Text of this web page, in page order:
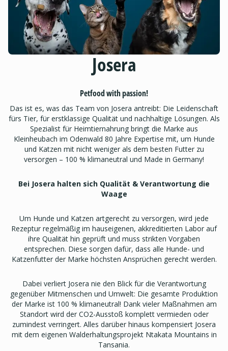
Josera
Petfood with passion!
Das ist es, was das Team von Josera antreibt: Die Leidenschaft
fürs Tier, für erstklassige Qualität und nachhaltige Lösungen. Als
Spezialist für Heimtiernahrung bringt die Marke aus
Kleinheubach im Odenwald 80 Jahre Expertise mit, um Hunde
und Katzen mit nicht weniger als dem besten Futter zu
versorgen – 100 % klimaneutral und Made in Germany!
Bei Josera halten sich Qualität & Verantwortung die
Waage
Um Hunde und Katzen artgerecht zu versorgen, wird jede
Rezeptur regelmäßig im hauseigenen, akkreditierten Labor auf
ihre Qualität hin geprüft und muss strikten Vorgaben
entsprechen. Diese sorgen dafür, dass alle Hunde- und
Katzenfutter der Marke höchsten Ansprüchen gerecht werden.
Dabei verliert Josera nie den Blick für die Verantwortung
gegenüber Mitmenschen und Umwelt: Die gesamte Produktion
der Marke ist 100 % klimaneutral! Dank vieler Maßnahmen am
Standort wird der CO2-Ausstoß komplett vermieden oder
zumindest verringert. Alles darüber hinaus kompensiert Josera
mit dem eigenen Walderhaltungsprojekt Ntakata Mountains in
Tansania.